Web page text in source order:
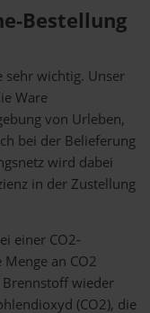
Bestellung
sehr wichtig. Unser
Ware
von Urleben,
bei der Belieferung
wird dabei
in der Zustellung
einer CO2-
an CO2
wieder
(CO2), die